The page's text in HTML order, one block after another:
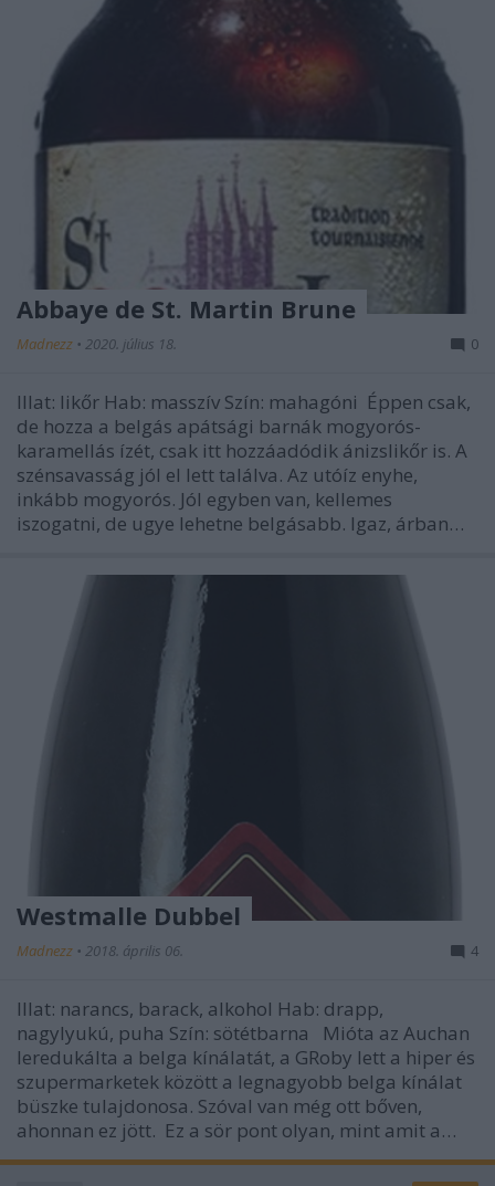
Abbaye de St. Martin Brune
Madnezz • 2020. július 18. 0
Illat: likőr Hab: masszív Szín: mahagóni Éppen csak,
de hozza a belgás apátsági barnák mogyorós-
karamellás ízét, csak itt hozzáadódik ánizslikőr is. A
szénsavasság jól el lett találva. Az utóíz enyhe,
inkább mogyorós. Jól egyben van, kellemes
iszogatni, de ugye lehetne belgásabb. Igaz, árban…
Westmalle Dubbel
Madnezz • 2018. április 06. 4
Illat: narancs, barack, alkohol Hab: drapp,
nagylyukú, puha Szín: sötétbarna Mióta az Auchan
leredukálta a belga kínálatát, a GRoby lett a hiper és
szupermarketek között a legnagyobb belga kínálat
büszke tulajdonosa. Szóval van még ott bőven,
ahonnan ez jött. Ez a sör pont olyan, mint amit a…